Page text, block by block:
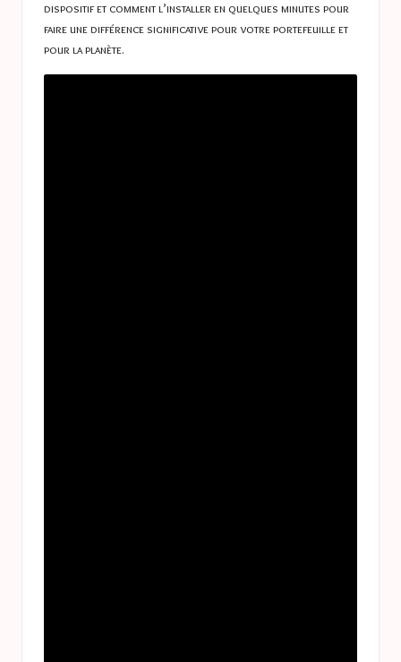
dispositif et comment l’installer en quelques minutes pour
faire une différence significative pour votre portefeuille et
pour la planète.